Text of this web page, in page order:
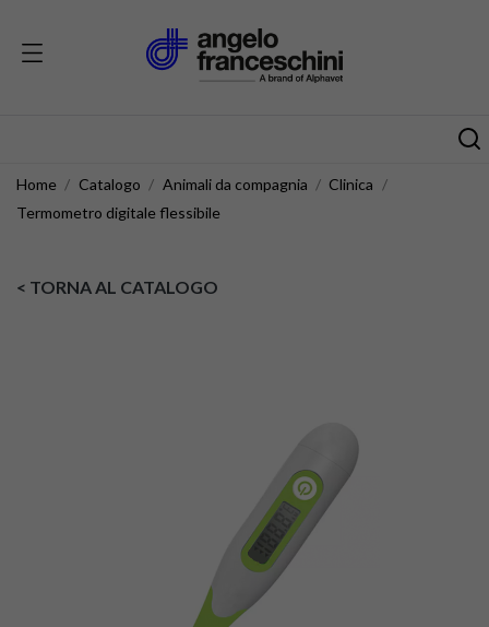
Home Catalogo Animali da compagnia
Clinica
Termometro digitale flessibile
< TORNA AL CATALOGO